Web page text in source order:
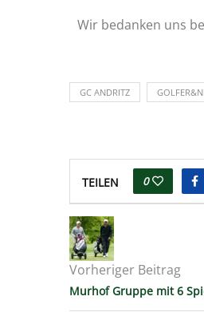
Wir bedanken uns
GC ANDRITZ
TEILEN 0
Vorheriger Beitrag
Murhof Gruppe mit 6